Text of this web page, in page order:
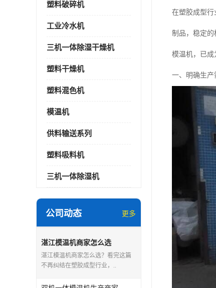
塑料破碎机
工业冷水机
三机一体除湿干燥机
塑料干燥机
塑料混色机
模温机
供料输送系列
塑料吸料机
三机一体除湿机
公司动态 更多
湛江模温机商家怎么选
湛江模温机商家怎么选？看完这篇
不再纠结在塑胶成型行业，..
在塑胶成型
制品，稳定
模温机，已成
一、明确生